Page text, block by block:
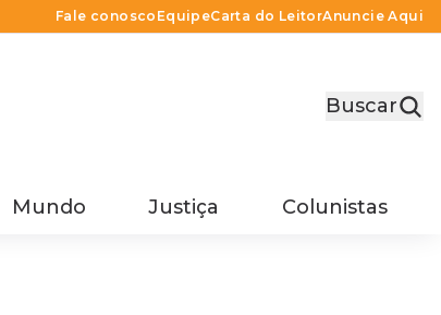
Fale conosco EquipeCarta do LeitorAnuncie Aqui
Buscar
Mundo Justiça Colunistas